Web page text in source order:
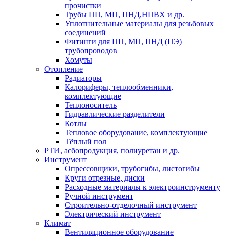
прочистки
Трубы ПП, МП, ПНД,НПВХ и др.
Уплотнительные материалы для резьбовых
соединений
Фитинги для ПП, МП, ПНД (ПЭ)
трубопроводов
Хомуты
Отопление
Радиаторы
Калориферы, теплообменники,
комплектующие
Теплоноситель
Гидравлические разделители
Котлы
Тепловое оборудование, комплектующие
Тёплый пол
РТИ, асбопродукция, полиуретан и др.
Инструмент
Опрессовщики, трубогибы, листогибы
Круги отрезные, диски
Расходные материалы к электроинструменту
Ручной инструмент
Строительно-отделочный инструмент
Электрический инструмент
Климат
Вентиляционное оборудование